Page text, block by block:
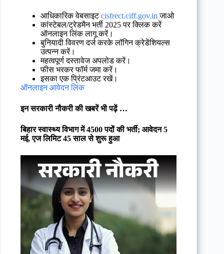
आधिकारिक वेबसाइटcisfrect.ciff.gov.in जाओ
कांस्टेबल/ट्रेडमैन भर्ती 2025 पर क्लिक करें
ऑनलाइन लिंक लागू करें।
बुनियादी विवरण दर्ज करके लॉगिन क्रेडेंशियल्स
उत्पन्न करें।
महत्वपूर्ण दस्तावेज अपलोड करें।
फीस भरकर फॉर्म जमा करें।
इसका एक प्रिंटआउट रखें।
ऑनलाइन आवेदन लिंक
इन सरकारी नौकरी की खबरें भी पढ़ें …
बिहार स्वास्थ्य विभाग में 4500 पदों की भर्ती; आवेदन 5
मई, एज लिमिट 45 साल से शुरू हुआ